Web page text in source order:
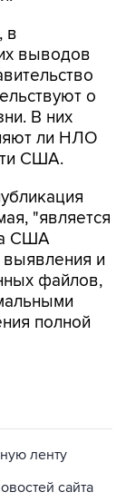
в
выводов
о
В них
ли НЛО
США.
"является
США
и
файлов,
полной
ленту
сайта